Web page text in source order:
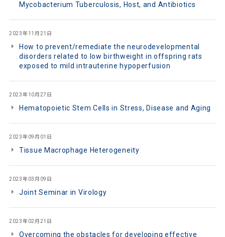
Mycobacterium Tuberculosis, Host, and Antibiotics
2023年11月21日
How to prevent/remediate the neurodevelopmental
disorders related to low birthweight in offspring rats
exposed to mild intrauterine hypoperfusion
2023年10月27日
Hematopoietic Stem Cells in Stress, Disease and Aging
2023年09月01日
Tissue Macrophage Heterogeneity
2023年03月09日
Joint Seminar in Virology
2023年02月21日
Overcoming the obstacles for developing effective